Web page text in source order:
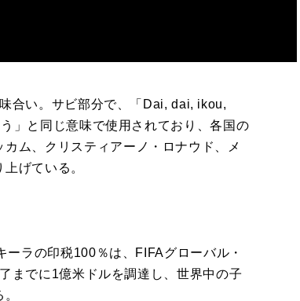
合い。サビ部分で、「Dai, dai, ikou,
」と同じ意味で使用されており、各国の
ム、クリスティアーノ・ロナウド、メ
げている。
ラの印税100％は、FIFAグローバル・
までに1億米ドルを調達し、世界中の子